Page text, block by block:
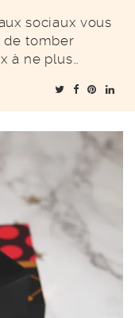
sociaux vous
de tomber
à ne plus…